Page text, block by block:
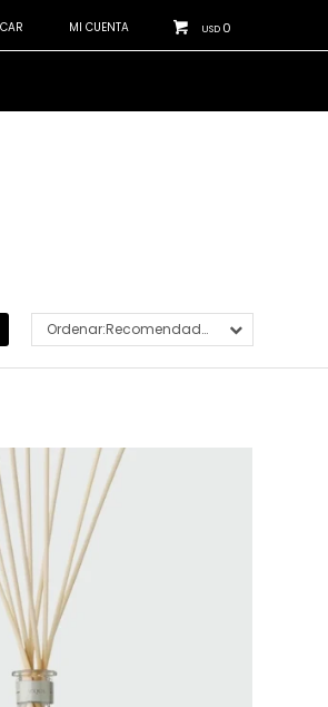
USD 0
Recomendados